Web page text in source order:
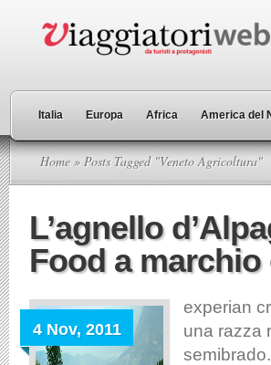
Italia Europa Africa America del
Home » Posts Tagged "Veneto Agricoltura"
L’agnello
Food a
4 Nov, 2011
experian
una razza